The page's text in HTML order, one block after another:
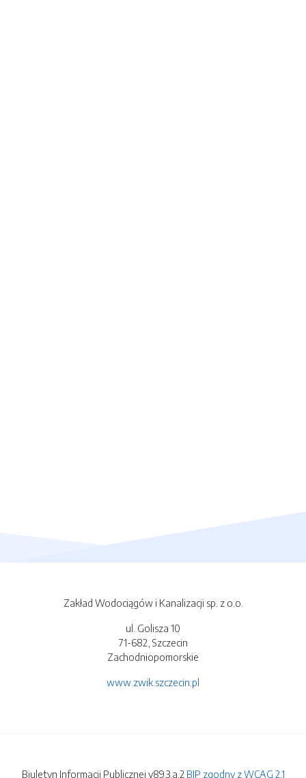
Zakład Wodociągów i Kanalizacji sp. z o.o.
ul. Golisza 10
71-682, Szczecin
Zachodniopomorskie
www.zwik.szczecin.pl
Biuletyn Informacji Publicznej v89.3.a.2 BIP zgodny z WCAG 2.1